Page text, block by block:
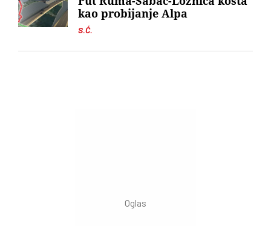
S.Ć.
kao probijanje Alpa